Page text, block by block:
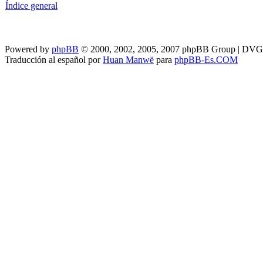
Índice general
Powered by phpBB © 2000, 2002, 2005, 2007 phpBB Group |
Traducción al español porHuan Manwë para phpBB-Es.COM